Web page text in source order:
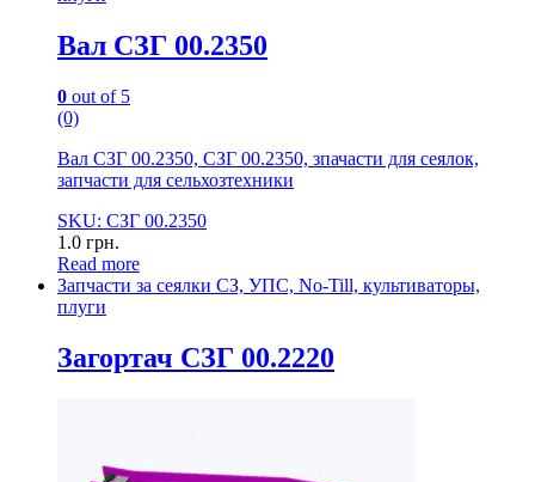
Вал СЗГ 00.2350
0 out of 5
(0)
Вал СЗГ 00.2350, СЗГ 00.2350, зпачасти для сеялок,
запчасти для сельхозтехники
SKU: СЗГ 00.2350
1.0 грн.
Read more
Запчасти за сеялки СЗ, УПС, No-Till, культиваторы,
плуги
Загортач СЗГ 00.2220